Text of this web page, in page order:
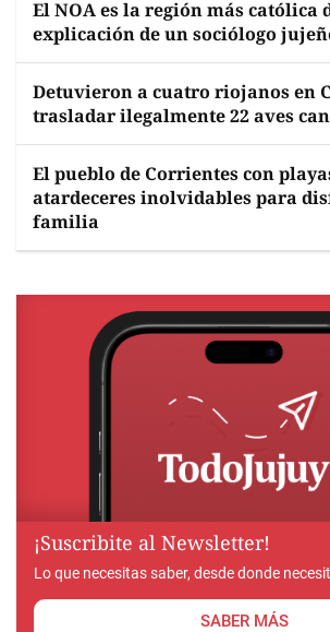
El NOA es la región más católica
explicación de un sociólogo
Detuvieron a cuatro riojanos en
trasladar ilegalmente 22 aves
El pueblo de Corrientes con
atardeceres inolvidables para
familia
¡Suscribite al Newsletter!
Lo que necesitas saber, desde donde
SABER MÁS